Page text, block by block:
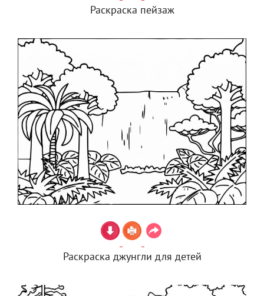
Раскраска пейзаж
Раскраска джунгли для детей